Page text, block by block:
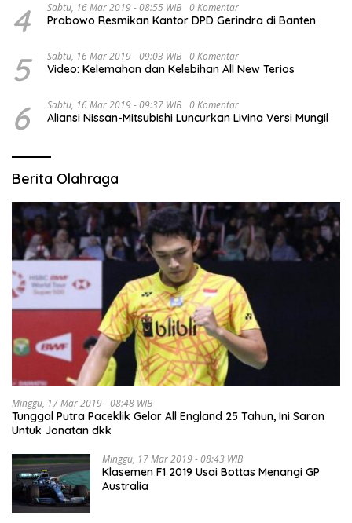
4 Sabtu, 16 Mar 2019 - 08:55 WIB 0 Komentar
Prabowo Resmikan Kantor DPD Gerindra di Banten
5 Sabtu, 16 Mar 2019 - 09:03 WIB 0 Komentar
Video: Kelemahan dan Kelebihan All New Terios
6 Sabtu, 16 Mar 2019 - 09:37 WIB 0 Komentar
Aliansi Nissan-Mitsubishi Luncurkan Livina Versi Mungil
Berita Olahraga
Minggu, 17 Mar 2019 - 08:48 WIB
Tunggal Putra Paceklik Gelar All England 25 Tahun, Ini Saran
Untuk Jonatan dkk
Minggu, 17 Mar 2019 - 08:43 WIB
Klasemen F1 2019 Usai Bottas Menangi GP
Australia